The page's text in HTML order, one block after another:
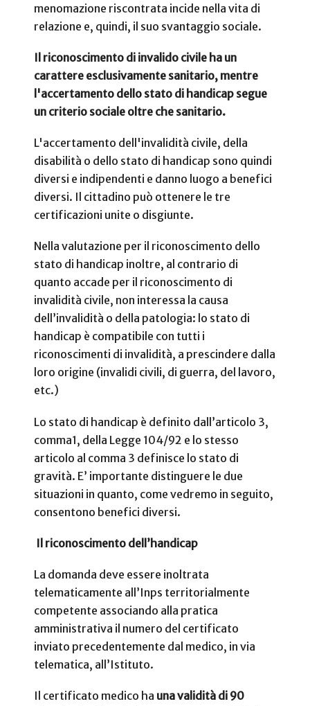
menomazione riscontrata incide nella vita di
relazione e, quindi, il suo svantaggio sociale.
Il riconoscimento di invalido civile ha un
carattere esclusivamente sanitario, mentre
l'accertamento dello stato di handicap segue
un criterio sociale oltre che sanitario.
L'accertamento dell'invalidità civile, della
disabilità o dello stato di handicap sono quindi
diversi e indipendenti e danno luogo a benefici
diversi. Il cittadino può ottenere le tre
certificazioni unite o disgiunte.
Nella valutazione per il riconoscimento dello
stato di handicap inoltre, al contrario di
quanto accade per il riconoscimento di
invalidità civile, non interessa la causa
dell’invalidità o della patologia: lo stato di
handicap è compatibile con tutti i
riconoscimenti di invalidità, a prescindere dalla
loro origine (invalidi civili, di guerra, del lavoro,
etc.)
Lo stato di handicap è definito dall’articolo 3,
comma1, della Legge 104/92 e lo stesso
articolo al comma 3 definisce lo stato di
gravità. E’ importante distinguere le due
situazioni in quanto, come vedremo in seguito,
consentono benefici diversi.
Il riconoscimento dell’handicap
La domanda deve essere inoltrata
telematicamente all’Inps territorialmente
competente associando alla pratica
amministrativa il numero del certificato
inviato precedentemente dal medico, in via
telematica, all’Istituto.
Il certificato medico ha una validità di 90